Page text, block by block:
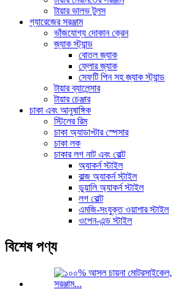
টায়ার ভালভ টুলস
গ্যারেজের সরঞ্জাম
ভাঁজযোগ্য দোকান ক্রেন
জ্যাক স্ট্যান্ড
বোতল জ্যাক
ফ্লোর জ্যাক
সেফটি পিন সহ জ্যাক স্ট্যান্ড
টায়ার ব্যালেন্সার
টায়ার চেঞ্জার
চাকা এবং আনুষাঙ্গিক
স্টিলের রিম
চাকা অ্যাডাপ্টার স্পেসার
চাকা লক
চাকার লগ নাট এবং বোল্ট
অ্যাকর্ন স্টাইল
বাল্জ অ্যাকর্ন স্টাইল
ডুয়ালি অ্যাকর্ন স্টাইল
লগ বোল্ট
এমজি-সংযুক্ত ওয়াশার স্টাইল
ওপেন-এন্ড স্টাইল
বিশেষ পণ্য